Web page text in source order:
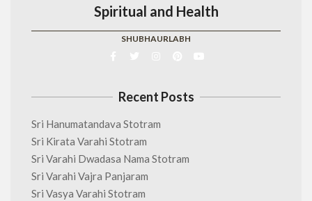
Spiritual and Health
SHUBHAURLABH
Recent Posts
Sri Hanumatandava Stotram
Sri Kirata Varahi Stotram
Sri Varahi Dwadasa Nama Stotram
Sri Varahi Vajra Panjaram
Sri Vasya Varahi Stotram